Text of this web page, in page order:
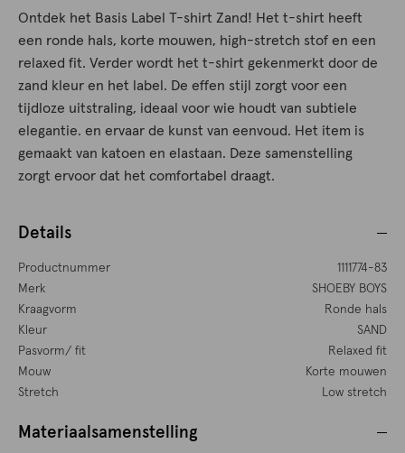
Ontdek het Basis Label T-shirt Zand! Het t-shirt heeft
een ronde hals, korte mouwen, high-stretch stof en een
relaxed fit. Verder wordt het t-shirt gekenmerkt door de
zand kleur en het label. De effen stijl zorgt voor een
tijdloze uitstraling, ideaal voor wie houdt van subtiele
elegantie. en ervaar de kunst van eenvoud. Het item is
gemaakt van katoen en elastaan. Deze samenstelling
zorgt ervoor dat het comfortabel draagt.
Details
Productnummer
1111774-83
Merk
SHOEBY BOYS
Kraagvorm
Ronde hals
Kleur
SAND
Pasvorm/ fit
Relaxed fit
Mouw
Korte mouwen
Stretch
Low stretch
Materiaalsamenstelling